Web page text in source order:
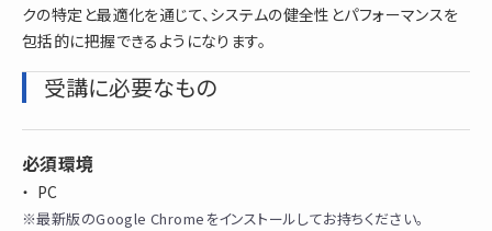
クの特定と最適化を通じて、システムの健全性とパフォーマンスを
包括的に把握できるようになります。
受講に必要なもの
必須環境
PC
※最新版のGoogle Chromeをインストールしてお持ちください。